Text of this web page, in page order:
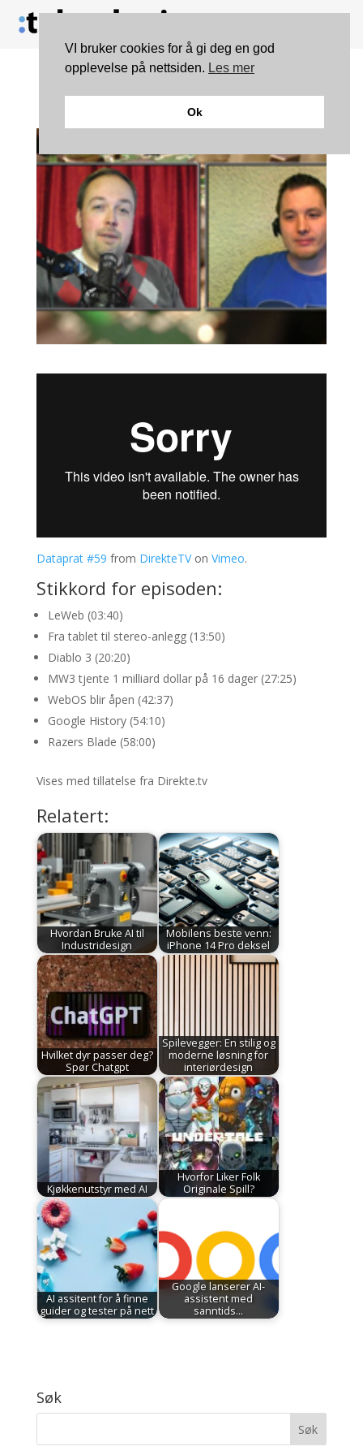
Dataprat #59
Dataprat #59 from DirekteTVon Vimeo.
Stikkord for episoden:
LeWeb (03:40)
Fra tablet til stereo-anlegg (13:50)
Diablo 3 (20:20)
MW3 tjente 1 milliard dollar på 16 dager (27:25)
WebOS blir åpen (42:37)
Google History (54:10)
Razers Blade (58:00)
Vises med tillatelse fra Direkte.tv
Relatert:
Hvordan Bruke AI til
Industridesign
Mobilens beste venn:
iPhone 14 Pro deksel
Hvilket dyr passer deg?
Spør Chatgpt
Spilevegger: En stilig og
moderne løsning for
interiørdesign
Kjøkkenutstyr med AI
Hvorfor Liker Folk
Originale Spill?
AI assitent for å finne
guider og tester på nett
Google lanserer AI-
assistent med
sanntids…
Søk
VI bruker cookies for å gi deg en god
opplevelse på nettsiden. Les mer
Ok